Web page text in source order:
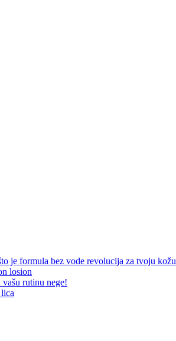
je formula bez vode revolucija za tvoju kožu
losion
rutinu nege!